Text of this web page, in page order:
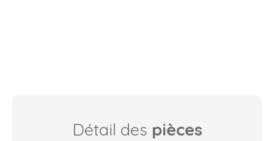
Détail des pièces